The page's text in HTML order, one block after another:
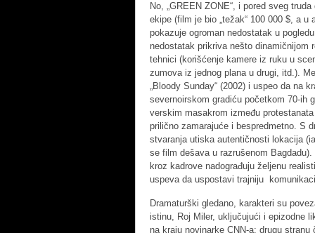
No, „GREEN ZONE“, i pored sveg
ekipe (film je bio „težak“ 100 000 $, a
pokazuje ogroman nedostatak u
nedostatak prikriva nešto dinamičnijom
tehnici (korišćenje kamere iz ruku u
zumova iz jednog plana u drugi, itd.).
„Bloody Sunday“ (2002) i uspeo da na
severnoirskom gradiću početkom 70-ih
verskim masakrom između
prilično zamarajuće i bespredmetno. S
stvaranja utiska autentičnosti lokacija
se film dešava u razrušenom
kroz kadrove nadograđuju željenu
uspeva da uspostavi trajniju
Dramaturški gledano, karakteri su
istinu, Roj Miler, uključujući i epizodne
na kraju novinarke CNN-a; drugu